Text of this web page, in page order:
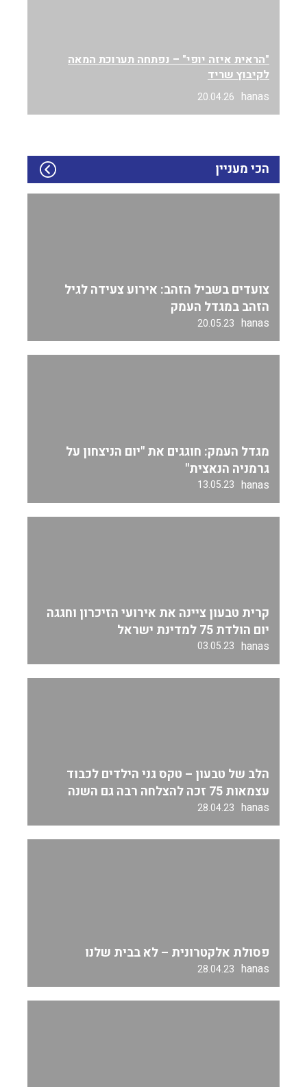
"הראית איזה יופי" – נפתחה תערוכת המאה
לקיבוץ שריד
hanas
20.04.26
הכי מעניין
צועדים בשביל הזהב: אירוע צעידה לגיל
הזהב במגדל העמק
hanas
20.05.23
מגדל העמק: חוגגים את "יום הניצחון על
גרמניה הנאצית"
hanas
13.05.23
קרית טבעון ציינה את אירועי הזיכרון וחגגה
יום הולדת 75 למדינת ישראל
hanas
03.05.23
הלב של טבעון – טקס גני הילדים לכבוד
עצמאות 75 זכה להצלחה רבה גם השנה
hanas
28.04.23
פסולת אלקטרונית – לא בבית שלנו
hanas
28.04.23